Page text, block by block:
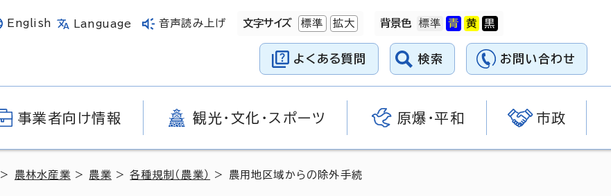
English Language 音声読み上げ 文字サイズ 標準 拡大 背景色
よくある質問 検索 お問い合わせ
事業者向け情報 観光・文化・スポーツ 原爆・平和 市政
> 農林水産業 > 農業 >各種規制（農業） > 農用地区域からの除外手続